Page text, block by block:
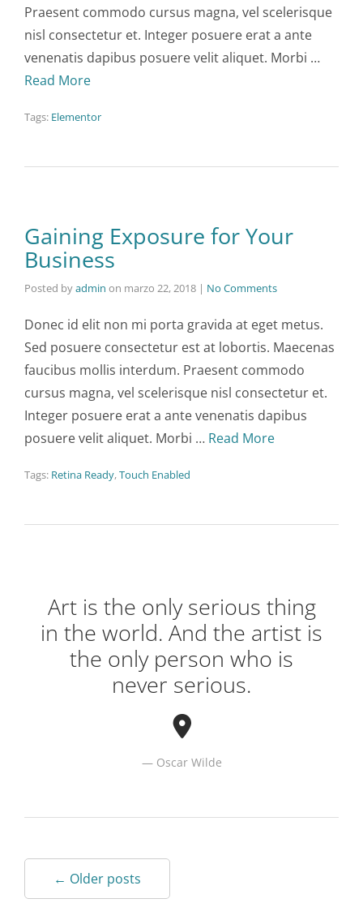
Praesent commodo cursus magna, vel scelerisque
nisl consectetur et. Integer posuere erat a ante
venenatis dapibus posuere velit aliquet. Morbi …
Read More
Tags: Elementor
Gaining Exposure for Your
Business
Posted byadmin on marzo 22, 2018 | No Comments
Donec id elit non mi porta gravida at eget metus.
Sed posuere consectetur est at lobortis. Maecenas
faucibus mollis interdum. Praesent commodo
cursus magna, vel scelerisque nisl consectetur et.
Integer posuere erat a ante venenatis dapibus
posuere velit aliquet. Morbi … Read More
Tags: Retina Ready,Touch Enabled
Art is the only serious thing
in the world. And the artist is
the only person who is
never serious.
Oscar Wilde
← Older posts